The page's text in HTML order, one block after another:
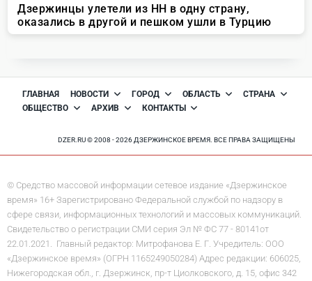
ГЛАВНАЯ НОВОСТИ ГОРОД ОБЛАСТЬ
СТРАНА
ОБЩЕСТВО
АРХИВ КОНТАКТЫ
DZER.RU © 2008 - 2026 ДЗЕРЖИНСКОЕ ВРЕМЯ. ВСЕ ПРАВА ЗАЩИЩЕНЫ
© Средство массовой информации сетевое издание «Дзержинское
время» 16+ Зарегистрировано Федеральной службой по надзору в
сфере связи, информационных технологий и массовых коммуникаций.
Свидетельство о регистрации СМИ серия Эл № ФС 77 - 80141от
22.01.2021. Главный редактор: Митрофанова Е. Г. Учредитель: ООО
«Дзержинское время» (ОГРН 1165249050284) Адрес редакции: 606025,
Нижегородская обл., г. Дзержинск, пр-т Циолковского, д. 15, офис 342